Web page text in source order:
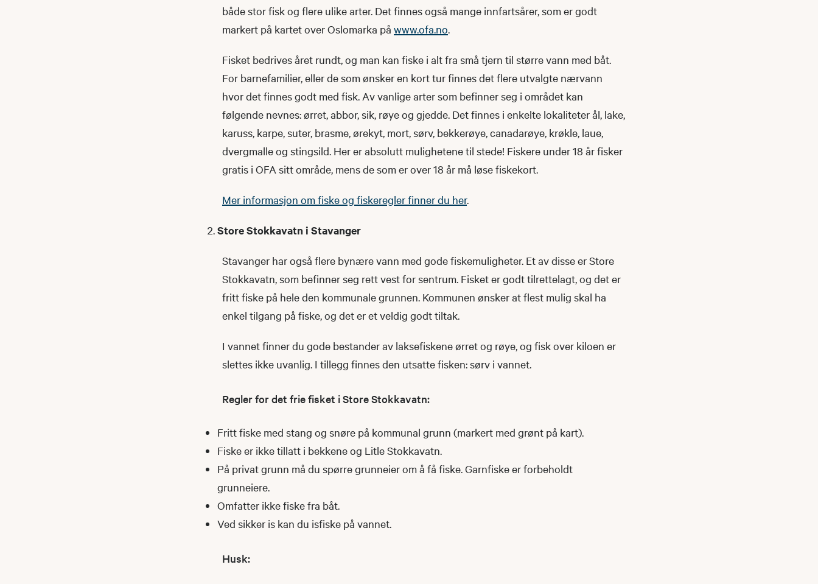
både stor fisk og flere ulike arter. Det finnes også mange innfartsårer, som er godt
markert på kartet over Oslomarka på www.ofa.no.
Fisket bedrives året rundt, og man kan fiske i alt fra små tjern til større vann med båt.
For barnefamilier, eller de som ønsker en kort tur finnes det flere utvalgte nærvann
hvor det finnes godt med fisk. Av vanlige arter som befinner seg i området kan
følgende nevnes: ørret, abbor, sik, røye og gjedde. Det finnes i enkelte lokaliteter ål, lake,
karuss, karpe, suter, brasme, ørekyt, mort, sørv, bekkerøye, canadarøye, krøkle, laue,
dvergmalle og stingsild. Her er absolutt mulighetene til stede! Fiskere under 18 år fisker
gratis i OFA sitt område, mens de som er over 18 år må løse fiskekort.
Mer informasjon om fiske og fiskeregler finner du her.
Store Stokkavatn i Stavanger
Stavanger har også flere bynære vann med gode fiskemuligheter. Et av disse er Store
Stokkavatn, som befinner seg rett vest for sentrum. Fisket er godt tilrettelagt, og det er
fritt fiske på hele den kommunale grunnen. Kommunen ønsker at flest mulig skal ha
enkel tilgang på fiske, og det er et veldig godt tiltak.
I vannet finner du gode bestander av laksefiskene ørret og røye, og fisk over kiloen er
slettes ikke uvanlig. I tillegg finnes den utsatte fisken: sørv i vannet.
Regler for det frie fisket i Store Stokkavatn:
Fritt fiske med stang og snøre på kommunal grunn (markert med grønt på kart).
Fiske er ikke tillatt i bekkene og Litle Stokkavatn.
På privat grunn må du spørre grunneier om å få fiske. Garnfiske er forbeholdt
grunneiere.
Omfatter ikke fiske fra båt.
Ved sikker is kan du isfiske på vannet.
Husk: